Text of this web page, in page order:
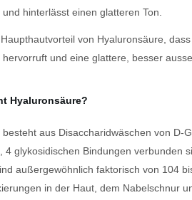
hinterlässt einen glatteren Ton.
von Hyaluronsäure,
und eine glattere, besser
Hyaluronsäure?
aus Disaccharidwäschen von
4 glykosidischen Bindungen verbunden
außergewöhnlich faktorisch von 104
in der Haut, dem Nabelschnur